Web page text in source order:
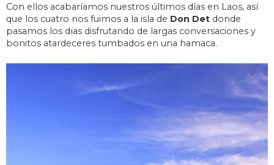
Con ellos acabaríamos nuestros últimos días en Laos, así
que los cuatro nos fuimos a la isla de Don Det donde
pasamos los días disfrutando de largas conversaciones y
bonitos atardeceres tumbados en una hamaca.